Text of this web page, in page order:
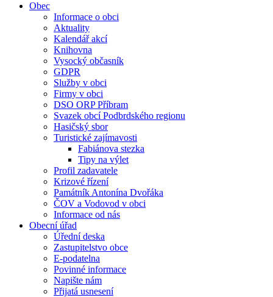
Obec
Informace o obci
Aktuality
Kalendář akcí
Knihovna
Vysocký občasník
GDPR
Služby v obci
Firmy v obci
DSO ORP Příbram
Svazek obcí Podbrdského regionu
Hasičský sbor
Turistické zajímavosti
Fabiánova stezka
Tipy na výlet
Profil zadavatele
Krizové řízení
Památník Antonína Dvořáka
ČOV a Vodovod v obci
Informace od nás
Obecní úřad
Úřední deska
Zastupitelstvo obce
E-podatelna
Povinné informace
Napište nám
Přijatá usnesení